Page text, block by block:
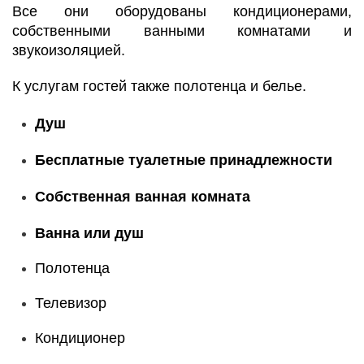
Все они оборудованы кондиционерами,
собственными ванными комнатами и
звукоизоляцией.
К услугам гостей также полотенца и белье.
Душ
Бесплатные туалетные принадлежности
Собственная ванная комната
Ванна или душ
Полотенца
Телевизор
Кондиционер